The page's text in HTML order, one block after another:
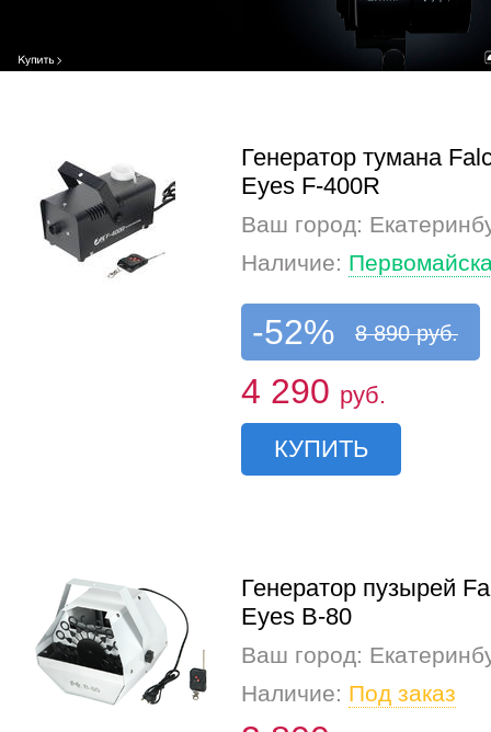
Генератор тумана
Eyes F-400R
Ваш город:
Наличие:
-52% 8 890 руб.
4 290 руб.
КУПИТЬ
Генератор пузырей
Eyes B-80
Ваш город:
Наличие: Под заказ